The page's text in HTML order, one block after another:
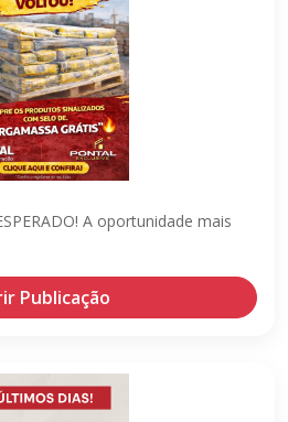
A oportunidade mais
Publicação